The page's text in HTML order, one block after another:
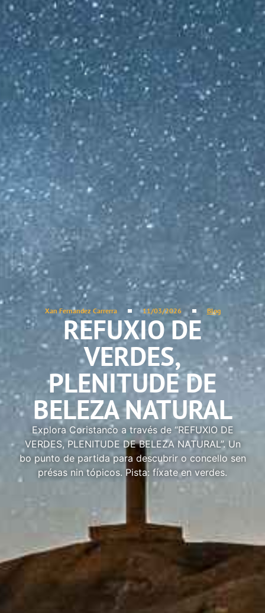
Xan Fernandez Carrerra 11/03/2026 Blog
REFUXIO DE
VERDES,
PLENITUDE DE
BELEZA NATURAL
Explora Coristanco a través de “REFUXIO DE
VERDES, PLENITUDE DE BELEZA NATURAL”. Un
bo punto de partida para descubrir o concello sen
présas nin tópicos. Pista: fíxate en verdes.